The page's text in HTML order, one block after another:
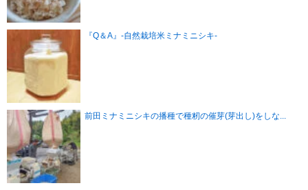
『Q＆A』-自然栽培米ミナミニシキ-
前田ミナミニシキの播種で種籾の催芽(芽出し)をしな...